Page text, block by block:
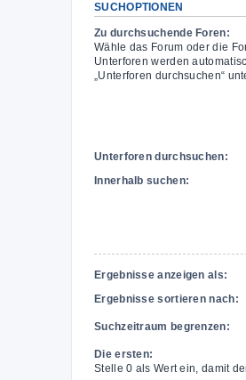
SUCHOPTIONEN
Zu durchsuchende Foren:
Wähle das Forum oder die
Unterforen werden
„Unterforen durchsuchen“
Unterforen durchsuchen:
Innerhalb suchen:
Ergebnisse anzeigen als:
Ergebnisse sortieren nach:
Suchzeitraum begrenzen:
Die ersten:
Stelle 0 als Wert ein, damit